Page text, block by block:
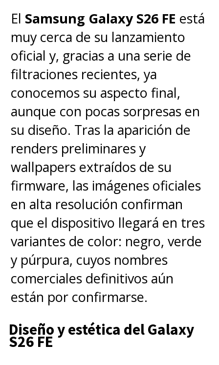
llegar a las diferentes marcas de
teléfonos móviles,proceso que
incluso podría tomar hasta
medio año más.
El Samsung Galaxy S26 FE está
muy cerca de su lanzamiento
oficial y, gracias a una serie de
filtraciones recientes, ya
conocemos su aspecto final,
aunque con pocas sorpresas en
su diseño. Tras la aparición de
renders preliminares y
wallpapers extraídos de su
firmware, las imágenes oficiales
en alta resolución confirman
que el dispositivo llegará en tres
variantes de color: negro, verde
y púrpura, cuyos nombres
comerciales definitivos aún
están por confirmarse.
Diseño y estética del Galaxy
S26 FE